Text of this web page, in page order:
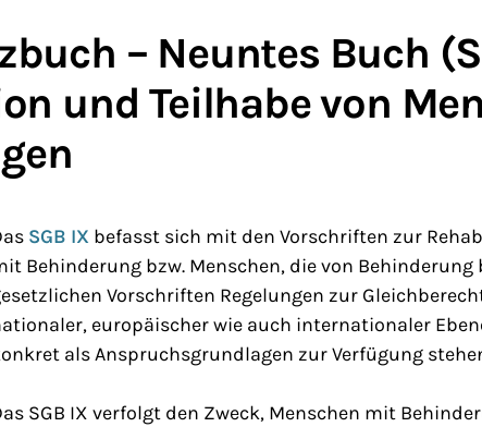
– Neuntes Buch
und Teilhabe von
SGB IX befasst sich mit den Vorschriften zur
Behinderung bzw. Menschen, die von
Vorschriften Regelungen zur
europäischer wie auch internationaler
als Anspruchsgrundlagen zur Verfügung
SGB IX verfolgt den Zweck, Menschen mit